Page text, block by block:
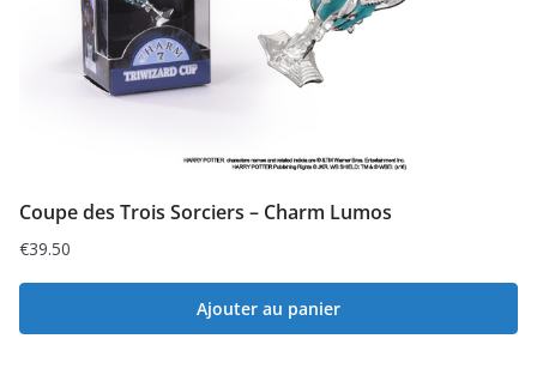
Coupe des Trois Sorciers – Charm Lumos
€39.50
Ajouter au panier